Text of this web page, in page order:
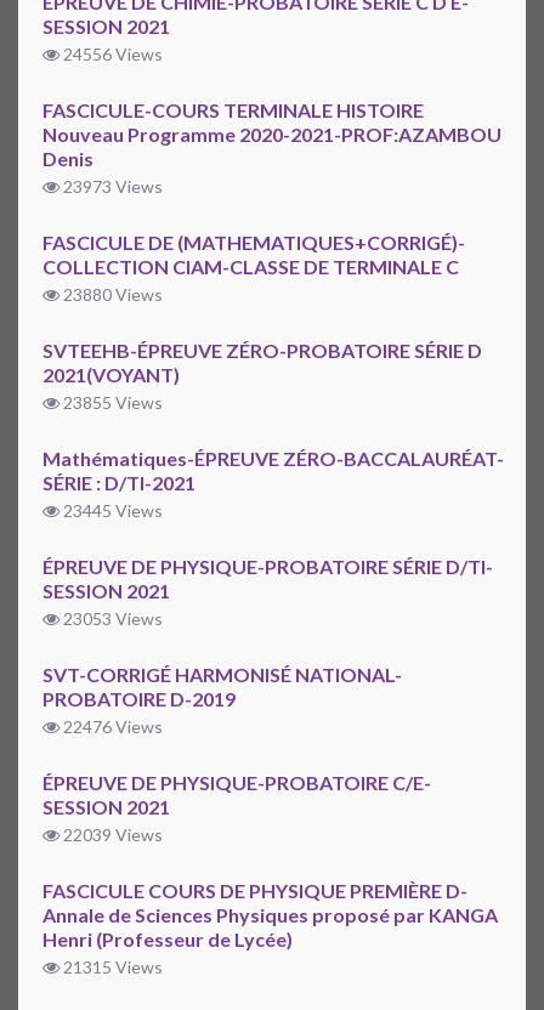
SESSION 2021
24556 Views
FASCICULE-COURS TERMINALE HISTOIRE
Nouveau Programme 2020-2021-PROF:AZAMBOU
Denis
23973 Views
FASCICULE DE (MATHEMATIQUES+CORRIGÉ)-
COLLECTION CIAM-CLASSE DE TERMINALE C
23880 Views
SVTEEHB-ÉPREUVE ZÉRO-PROBATOIRE SÉRIE D
2021(VOYANT)
23855 Views
Mathématiques-ÉPREUVE ZÉRO-BACCALAURÉAT-
SÉRIE : D/TI-2021
23445 Views
ÉPREUVE DE PHYSIQUE-PROBATOIRE SÉRIE D/TI-
SESSION 2021
23053 Views
SVT-CORRIGÉ HARMONISÉ NATIONAL-
PROBATOIRE D-2019
22476 Views
ÉPREUVE DE PHYSIQUE-PROBATOIRE C/E-
SESSION 2021
22039 Views
FASCICULE COURS DE PHYSIQUE PREMIÈRE D-
Annale de Sciences Physiques proposé par KANGA
Henri (Professeur de Lycée)
21315 Views